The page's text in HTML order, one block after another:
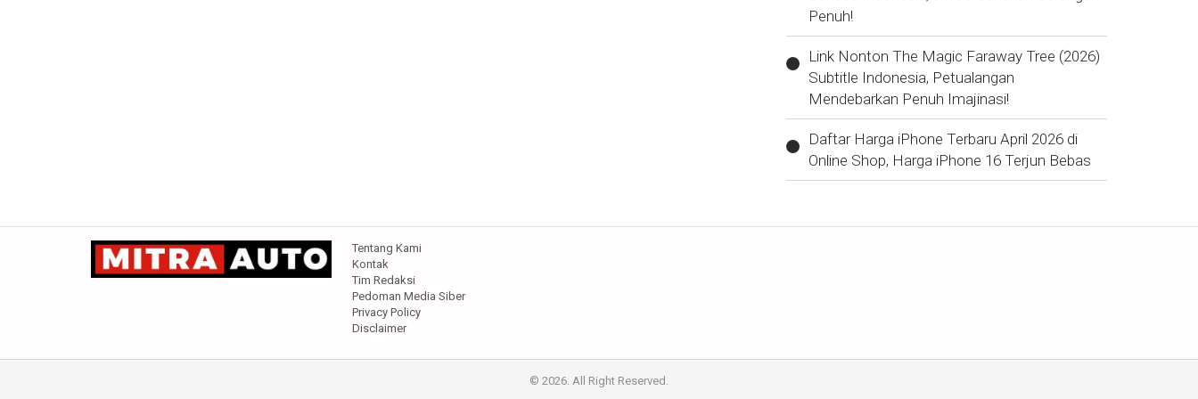
Penuh!
Link Nonton The Magic Faraway Tree (2026)
Subtitle Indonesia, Petualangan
Mendebarkan Penuh Imajinasi!
Daftar Harga iPhone Terbaru April 2026 di
Online Shop, Harga iPhone 16 Terjun Bebas
Tentang Kami
Kontak
Tim Redaksi
Pedoman Media Siber
Privacy Policy
Disclaimer
© 2026. All Right Reserved.